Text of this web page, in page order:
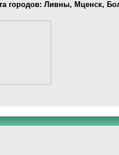
городов: Ливны, Мценск,